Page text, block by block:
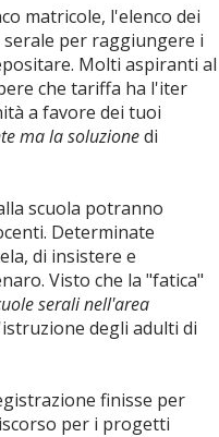
matricole, l'elenco dei
serale per raggiungere i
Molti aspiranti al
che tariffa ha l'iter
a favore dei tuoi
ma la soluzionedi
scuola potranno
Determinate
di insistere e
Visto che la "fatica"
serali nell'area
degli adulti di
finisse per
per i progetti